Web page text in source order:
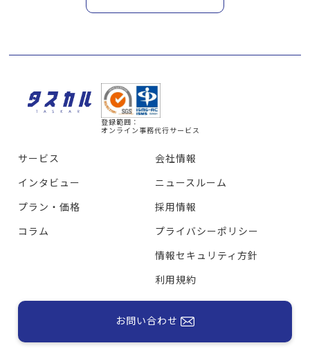
登録範囲：
オンライン事務代行サービス
サービス
インタビュー
プラン・価格
コラム
会社情報
ニュースルーム
採用情報
プライバシーポリシー
情報セキュリティ方針
利用規約
お問い合わせ